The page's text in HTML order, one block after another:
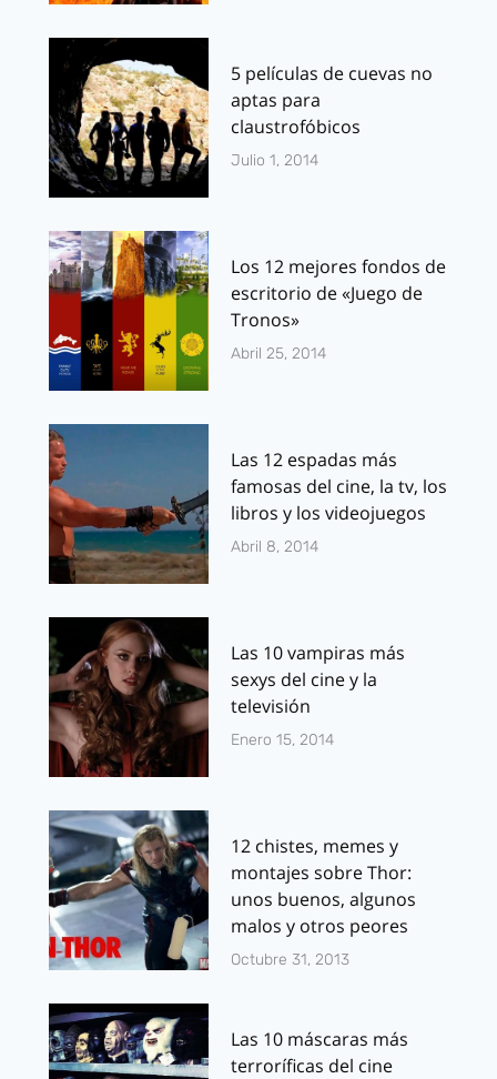
5 películas de cuevas no
aptas para
claustrofóbicos
Julio 1, 2014
Los 12 mejores fondos de
escritorio de «Juego de
Tronos»
Abril 25, 2014
Las 12 espadas más
famosas del cine, la tv, los
libros y los videojuegos
Abril 8, 2014
Las 10 vampiras más
sexys del cine y la
televisión
Enero 15, 2014
12 chistes, memes y
montajes sobre Thor:
unos buenos, algunos
malos y otros peores
Octubre 31, 2013
Las 10 máscaras más
terroríficas del cine